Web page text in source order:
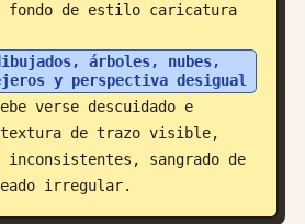
fondo de estilo caricatura
árboles, nubes,
y perspectiva desigual
verse descuidado e
textura de trazo visible,
sangrado de
irregular.